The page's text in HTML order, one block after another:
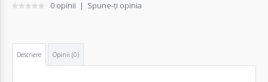
0 opinii | Spune-ţi opinia
Descriere Opinii (0)